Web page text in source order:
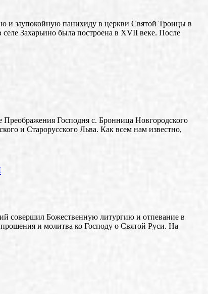
и заупокойную панихиду в церкви Святой Троицы в
Захарьино была построена в XVII веке. После
Господня с. Бронница Новгородского
и Старорусского Льва. Как всем нам известно,
совершил Божественную литургию и отпевание в
и молитва ко Господу о Святой Руси. На